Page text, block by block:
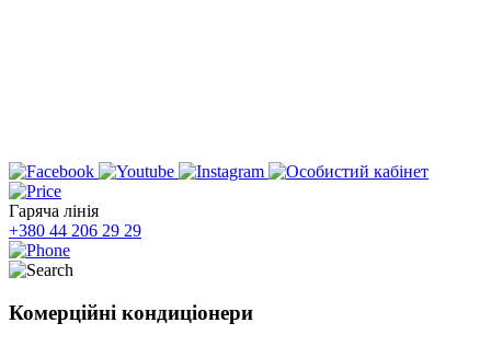
Гаряча лінія
+380 44 206 29 29
Комерційні кондиціонери